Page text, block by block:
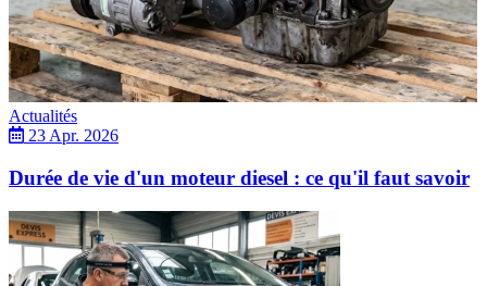
Actualités
23 Apr. 2026
Durée de vie d'un moteur diesel : ce qu'il faut savoir